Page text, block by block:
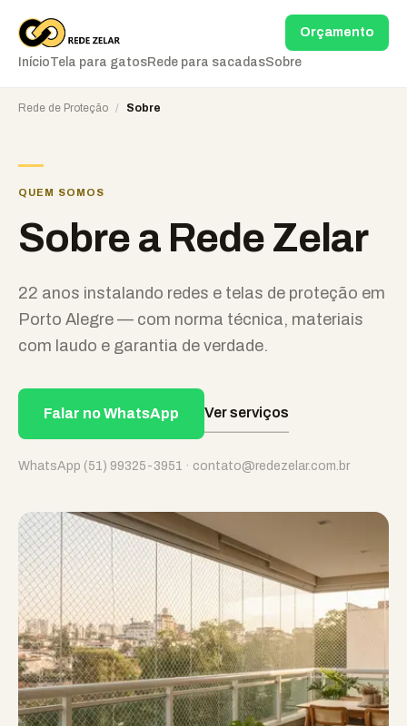
InícioTela para gatosRede para sacadasSobre
Orçamento
Rede de Proteção / Sobre
QUEM SOMOS
Sobre a Rede Zelar
22 anos instalando redes e telas de proteção em
Porto Alegre — com norma técnica, materiais
com laudo e garantia de verdade.
Falar no WhatsApp Ver serviços
WhatsApp (51) 99325-3951 · contato@redezelar.com.br